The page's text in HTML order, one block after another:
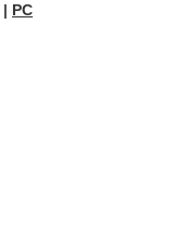
| PC